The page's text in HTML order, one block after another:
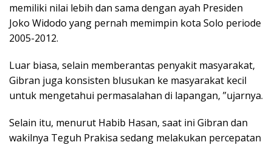
memiliki nilai lebih dan sama dengan ayah Presiden
Joko Widodo yang pernah memimpin kota Solo periode
2005-2012.
Luar biasa, selain memberantas penyakit masyarakat,
Gibran juga konsisten blusukan ke masyarakat kecil
untuk mengetahui permasalahan di lapangan, ”ujarnya.
Selain itu, menurut Habib Hasan, saat ini Gibran dan
wakilnya Teguh Prakisa sedang melakukan percepatan